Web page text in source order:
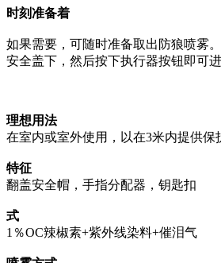
时刻准备着
如果需要，可随时准备取出防狼喷雾
安全盖下，然后按下执行器按钮即可进
理想用法
在室内或室外使用，以在3米内提供保
特征
翻盖安全帽，手指分配器，钥匙扣
式
1％OC辣椒素+紫外线染料+催泪气